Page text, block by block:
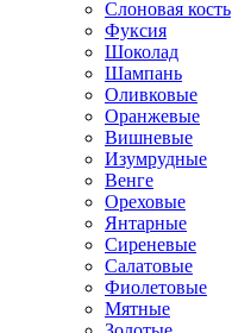
Слоновая кость
Фуксия
Шоколад
Шампань
Оливковые
Оранжевые
Вишневые
Изумрудные
Венге
Ореховые
Янтарные
Сиреневые
Салатовые
Фиолетовые
Мятные